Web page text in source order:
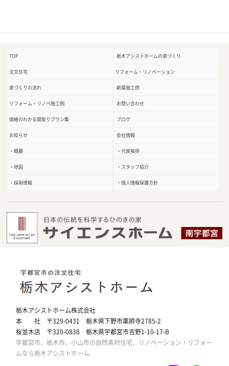
TOP 栃木アシストホームの家づくり
注文住宅 リフォーム・リノベーション
家づくりの流れ 新築施工例
リフォーム・リノベ施工例 お問い合わせ
価格のわかる間取りプラン集 ブログ
お知らせ 会社情報
・概要 ・代表挨拶
・地図 ・スタッフ紹介
・採用情報 ・個人情報保護方針
栃木アシストホーム株式会社
本 社 〒329-0431 栃木県下野市薬師寺2785-2
桜並木店 〒320-0838 栃木県宇都宮市吉野1-10-17-B
宇都宮市、栃木市、小山市の自然素材住宅、リノベーション・リフォー
ムなら栃木アシストホーム